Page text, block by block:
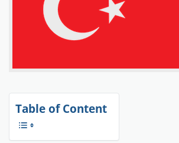
Table of Content